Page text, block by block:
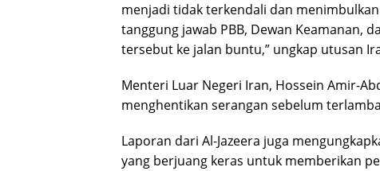
menjadi tidak terkendali dan
tanggung jawab PBB, Dewan Keamanan,
tersebut ke jalan buntu,” ungkap utusan
Menteri Luar Negeri Iran, Hossein Amir-
menghentikan serangan sebelum
Laporan dari Al-Jazeera juga
yang berjuang keras untuk memberikan